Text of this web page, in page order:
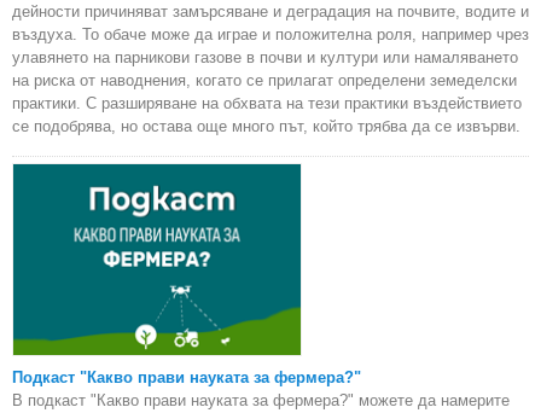
дейности причиняват замърсяване и деградация на почвите, водите и
въздуха. То обаче може да играе и положителна роля, например чрез
улавянето на парникови газове в почви и култури или намаляването
на риска от наводнения, когато се прилагат определени земеделски
практики. С разширяване на обхвата на тези практики въздействието
се подобрява, но остава още много път, който трябва да се извърви.
Подкаст "Какво прави науката за фермера?"
В подкаст "Какво прави науката за фермера?" можете да намерите